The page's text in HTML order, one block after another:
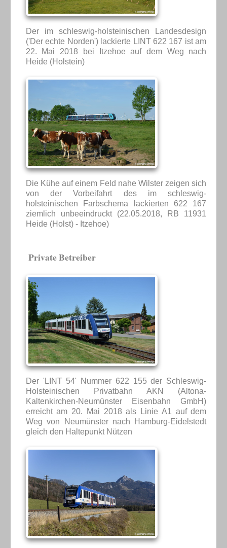
Der im schleswig-holsteinischen Landesdesign
('Der echte Norden') lackierte LINT 622 167 ist am
22. Mai 2018 bei Itzehoe auf dem Weg nach
Heide (Holstein)
Die Kühe auf einem Feld nahe Wilster zeigen sich
von der Vorbeifahrt des im schleswig-
holsteinischen Farbschema lackierten 622 167
ziemlich unbeeindruckt (22.05.2018, RB 11931
Heide (Holst) - Itzehoe)
Private Betreiber
Der 'LINT 54' Nummer 622 155 der Schleswig-
Holsteinischen Privatbahn AKN (Altona-
Kaltenkirchen-Neumünster Eisenbahn GmbH)
erreicht am 20. Mai 2018 als Linie A1 auf dem
Weg von Neumünster nach Hamburg-Eidelstedt
gleich den Haltepunkt Nützen